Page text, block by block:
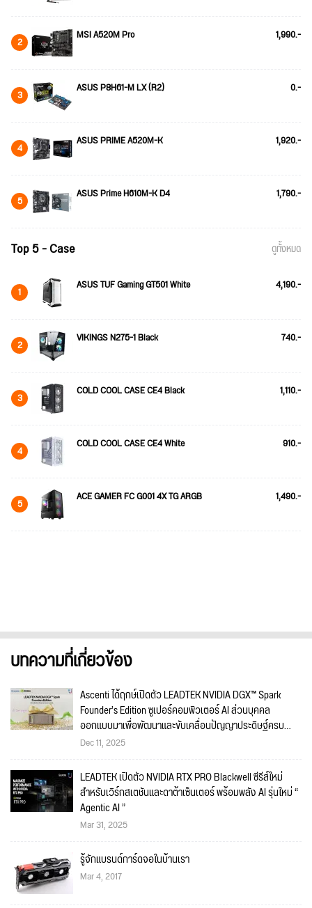
2 MSI A520M Pro 1,990.-
3 ASUS P8H61-M LX (R2) 0.-
4 ASUS PRIME A520M-K 1,920.-
5 ASUS Prime H610M-K D4 1,790.-
Top 5 - Case ดูทั้งหมด
1 ASUS TUF Gaming GT501 White 4,190.-
2 VIKINGS N275-1 Black 740.-
3 COLD COOL CASE CE4 Black 1,110.-
4 COLD COOL CASE CE4 White 910.-
5 ACE GAMER FC G001 4X TG ARGB 1,490.-
บทความที่เกี่ยวข้อง
Ascenti ได้ฤกษ์เปิดตัว LEADTEK NVIDIA DGX™ Spark
Founder’s Edition ซูเปอร์คอมพิวเตอร์ AI ส่วนบุคคล
ออกแบบมาเพื่อพัฒนาและขับเคลื่อนปัญญาประดิษฐ์ครบ
วงจร
Dec 11, 2025
LEADTEK เปิดตัว NVIDIA RTX PRO Blackwell ซีรีส์ใหม่
สำหรับเวิร์กสเตชันและดาต้าเซ็นเตอร์ พร้อมพลัง AI รุ่นใหม่ “
Agentic AI ”
Mar 31, 2025
รู้จักแบรนด์การ์ดจอในบ้านเรา
Mar 4, 2017